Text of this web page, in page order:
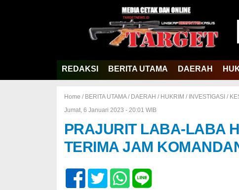
REDAKSI BERITA UTAMA DAERAH
Home / BERITA UTAMA/ DAERAH / HUKRIM / INVESTIGASI /
Jumat, 6 Januari 2023 - 20:01 WIB
PRAJURIT LABA-LABA
TERIMA JAM